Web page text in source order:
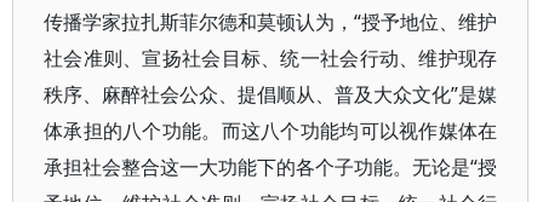
传播学家拉扎斯菲尔德和莫顿认为，“授予地位、维护
社会准则、宣扬社会目标、统一社会行动、维护现存
秩序、麻醉社会公众、提倡顺从、普及大众文化”是媒
体承担的八个功能。而这八个功能均可以视作媒体在
承担社会整合这一大功能下的各个子功能。无论是“授